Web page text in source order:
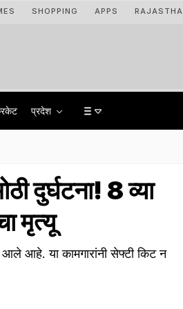
SHOPPING APPS
प्रदेश
दुर्घटना! 8 व्या
मृत्यू
आले आहे. या कामगारांनी सेफ्टी किट न